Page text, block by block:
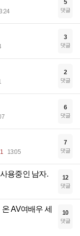
5
댓글
3
댓글
2
댓글
6
댓글
13:05
7
댓글
용중인 남자. 12
댓글
AV여배우 세
10
댓글